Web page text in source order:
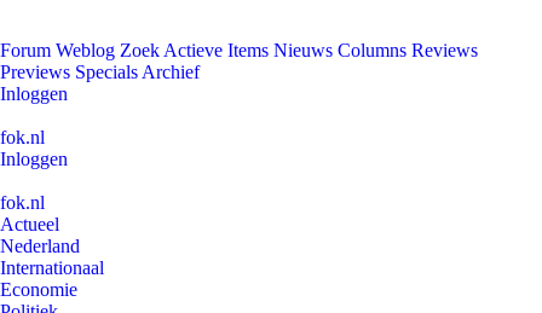
Forum Weblog Zoek Actieve Items Nieuws Columns Reviews
Previews Specials Archief
Inloggen
fok.nl
Inloggen
fok.nl
Actueel
Nederland
Internationaal
Economie